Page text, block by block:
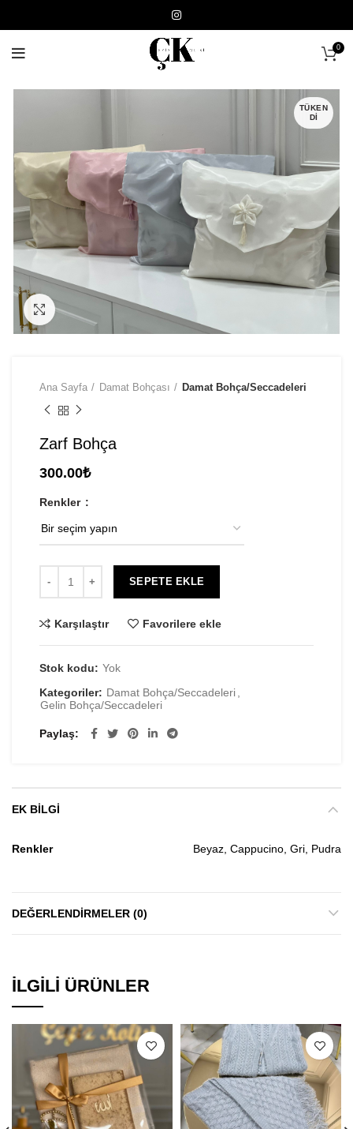
0
TÜKEN
DI
Click to enlarge
Ana Sayfa Damat Bohçası Damat Bohça/Seccadeleri
Zarf Bohça
300.00₺
Renkler
SEPETE EKLE
Karşılaştır Favorilere ekle
Stok kodu: Yok
Kategoriler: Damat Bohça/Seccadeleri,
Gelin Bohça/Seccadeleri
Paylaş
EK BILGI
Renkler Beyaz, Cappucino, Gri, Pudra
DEĞERLENDIRMELER (0)
İLGILI ÜRÜNLER